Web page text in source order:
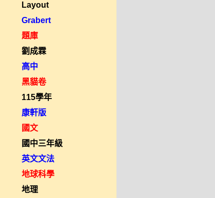
Layout
Grabert
題庫
劉成霖
高中
黑貓卷
115學年
康軒版
國文
國中三年級
英文文法
地球科學
地理